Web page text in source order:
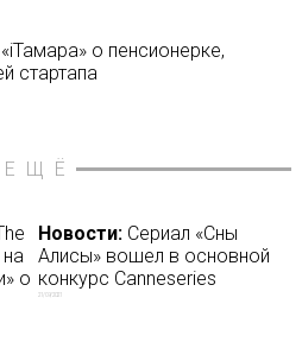
о пенсионерке,
стартапа
ЕЩЁ
о
Новости: Сериал «Сны
Алисы» вошел в основной
конкурс Canneseries
21/09/2021